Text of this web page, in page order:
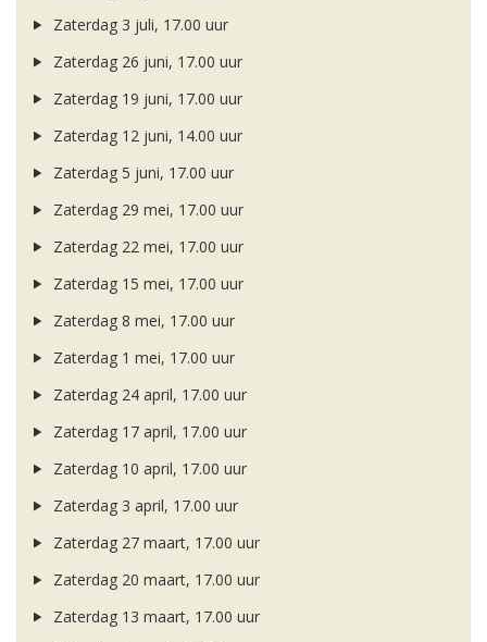
Zaterdag 3 juli, 17.00 uur
Zaterdag 26 juni, 17.00 uur
Zaterdag 19 juni, 17.00 uur
Zaterdag 12 juni, 14.00 uur
Zaterdag 5 juni, 17.00 uur
Zaterdag 29 mei, 17.00 uur
Zaterdag 22 mei, 17.00 uur
Zaterdag 15 mei, 17.00 uur
Zaterdag 8 mei, 17.00 uur
Zaterdag 1 mei, 17.00 uur
Zaterdag 24 april, 17.00 uur
Zaterdag 17 april, 17.00 uur
Zaterdag 10 april, 17.00 uur
Zaterdag 3 april, 17.00 uur
Zaterdag 27 maart, 17.00 uur
Zaterdag 20 maart, 17.00 uur
Zaterdag 13 maart, 17.00 uur